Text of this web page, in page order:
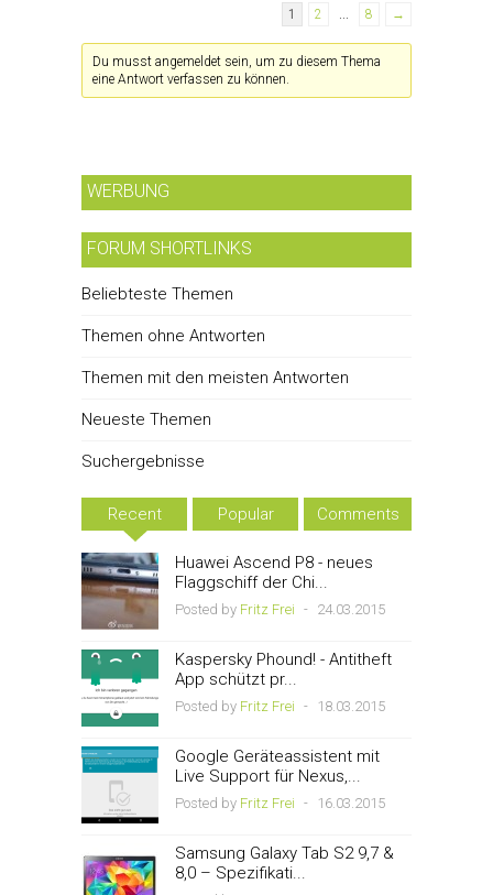
1
2 8 →
Du musst angemeldet sein, um zu diesem Thema
eine Antwort verfassen zu können.
WERBUNG
FORUM SHORTLINKS
Beliebteste Themen
Themen ohne Antworten
Themen mit den meisten Antworten
Neueste Themen
Suchergebnisse
Recent Popular Comments
Huawei Ascend P8 - neues
Flaggschiff der Chi...
Posted by Fritz Frei - 24.03.2015
Kaspersky Phound! - Antitheft
App schützt pr...
Posted by Fritz Frei - 18.03.2015
Google Geräteassistent mit
Live Support für Nexus,...
Posted by Fritz Frei - 16.03.2015
Samsung Galaxy Tab S2 9,7 &
8,0 – Spezifikati...